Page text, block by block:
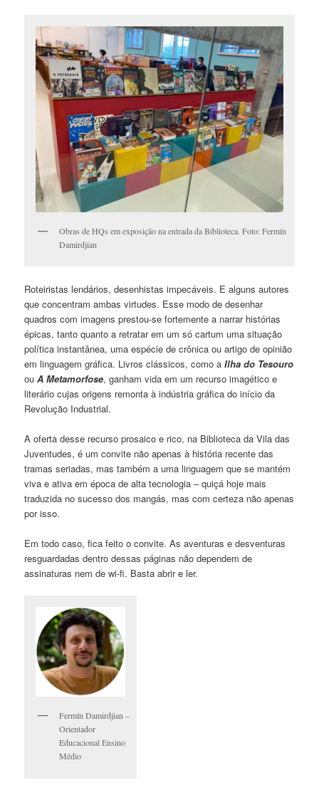
Obras de HQs em exposição na entrada da Biblioteca. Foto: Fermín
Damirdjian
Roteiristas lendários, desenhistas impecáveis. E alguns autores
que concentram ambas virtudes. Esse modo de desenhar
quadros com imagens prestou-se fortemente a narrar histórias
épicas, tanto quanto a retratar em um só cartum uma situação
política instantânea, uma espécie de crônica ou artigo de opinião
em linguagem gráfica. Livros clássicos, como aIlha do Tesouro
ouA Metamorfose, ganham vida em um recurso imagético e
literário cujas origens remonta à indústria gráfica do início da
Revolução Industrial.
A oferta desse recurso prosaico e rico, na Biblioteca da Vila das
Juventudes, é um convite não apenas à história recente das
tramas seriadas, mas também a uma linguagem que se mantém
viva e ativa em época de alta tecnologia – quiçá hoje mais
traduzida no sucesso dos mangás, mas com certeza não apenas
por isso.
Em todo caso, fica feito o convite. As aventuras e desventuras
resguardadas dentro dessas páginas não dependem de
assinaturas nem de wi-fi. Basta abrir e ler.
Fermín Damirdjian –
Orientador
Educacional Ensino
Médio